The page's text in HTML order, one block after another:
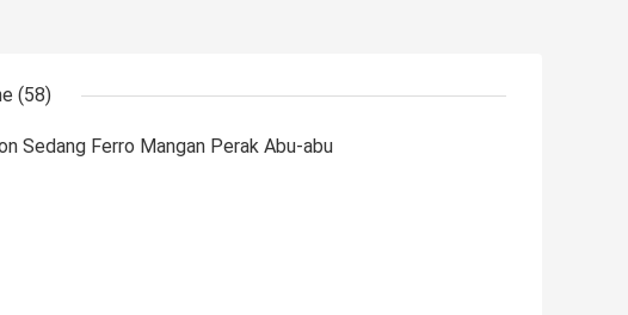
(58)
Sedang Ferro Mangan Perak Abu-abu